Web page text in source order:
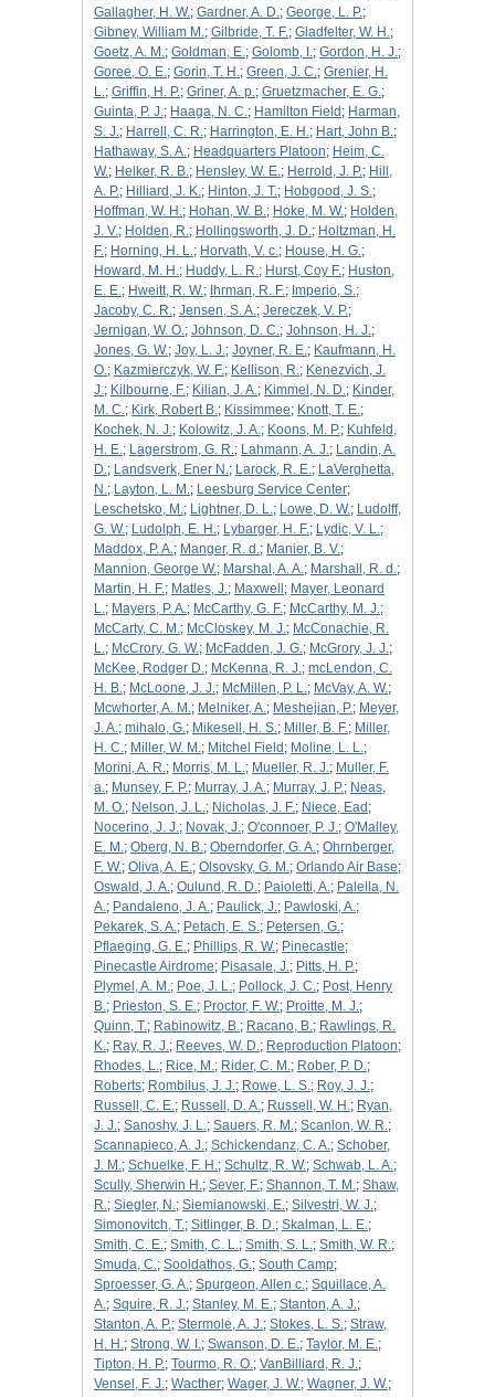
Gallagher, H. W.; Gardner, A. D.; George, L. P.;
Gibney, William M.; Gilbride, T. F.; Gladfelter, W. H.;
Goetz, A. M.; Goldman, E.; Golomb, I.; Gordon, H. J.;
Goree, O. E.; Gorin, T. H.; Green, J. C.; Grenier, H.
L.; Griffin, H. P.; Griner, A. p.; Gruetzmacher, E. G.;
Guinta, P. J.; Haaga, N. C.; Hamilton Field ; Harman,
S. J.; Harrell, C. R.; Harrington, E. H.; Hart, John B.;
Hathaway, S. A.; Headquarters Platoon; Heim, C.
W.; Helker, R. B.; Hensley, W. E.; Herrold, J. P.; Hill,
A. P.; Hilliard, J. K.; Hinton, J. T.; Hobgood, J. S.;
Hoffman, W. H.; Hohan, W. B.; Hoke, M. W.; Holden,
J. V.; Holden, R.; Hollingsworth, J. D.; Holtzman, H.
F.; Horning, H. L.; Horvath, V. c.; House, H. G.;
Howard, M. H.; Huddy, L. R.; Hurst, Coy F.; Huston,
E. E.; Hweitt, R. W.; Ihrman, R. F.; Imperio, S.;
Jacoby, C. R.; Jensen, S. A.; Jereczek, V. P.;
Jernigan, W. O.; Johnson, D. C.; Johnson, H. J.;
Jones, G. W.; Joy, L. J.; Joyner, R. E.; Kaufmann, H.
O.; Kazmierczyk, W. F.; Kellison, R.; Kenezvich, J.
J.; Kilbourne, F.; Kilian, J. A.; Kimmel, N. D.; Kinder,
M. C.; Kirk, Robert B.; Kissimmee; Knott, T. E.;
Kochek, N. J.; Kolowitz, J. A.; Koons, M. P.; Kuhfeld,
H. E.; Lagerstrom, G. R.; Lahmann, A. J.; Landin, A.
D.; Landsverk, Ener N.; Larock, R. E.; LaVerghetta,
N.; Layton, L. M.; Leesburg Service Center;
Leschetsko, M.; Lightner, D. L.; Lowe, D. W.; Ludolff,
G. W.; Ludolph, E. H.; Lybarger, H. F.; Lydic, V. L.;
Maddox, P. A.; Manger, R. d.; Manier, B. V.;
Mannion, George W.; Marshal, A. A.; Marshall, R. d.;
Martin, H. F.; Matles, J.; Maxwell ; Mayer, Leonard
L.; Mayers, P. A.; McCarthy, G. F.; McCarthy, M. J.;
McCarty, C. M.; McCloskey, M. J.; McConachie, R.
L.; McCrory, G. W.; McFadden, J. G.; McGrory, J. J.;
McKee, Rodger D.; McKenna, R. J.; mcLendon, C.
H. B.; McLoone, J. J.; McMillen, P. L.; McVay, A. W.;
Mcwhorter, A. M.; Melniker, A.; Meshejian, P.; Meyer,
J. A.; mihalo, G.; Mikesell, H. S.; Miller, B. F.; Miller,
H. C.; Miller, W. M.; Mitchel Field ; Moline, L. L.;
Morini, A. R.; Morris, M. L.; Mueller, R. J.; Muller, F.
a.; Munsey, F. P.; Murray, J. A.; Murray, J. P.; Neas,
M. O.; Nelson, J. L.; Nicholas, J. F.; Niece, Ead ;
Nocerino, J. J.; Novak, J.; O'connoer, P. J.; O'Malley,
E. M.; Oberg, N. B.; Oberndorfer, G. A.; Ohrnberger,
F. W.; Oliva, A. E.; Olsovsky, G. M.; Orlando Air Base;
Oswald, J. A.; Oulund, R. D.; Paioletti, A.; Palella, N.
A.; Pandaleno, J. A.; Paulick, J.; Pawloski, A.;
Pekarek, S. A.; Petach, E. S.; Petersen, G.;
Pflaeging, G. E.; Phillips, R. W.; Pinecastle;
Pinecastle Airdrome; Pisasale, J.; Pitts, H. P.;
Plymel, A. M.; Poe, J. L.; Pollock, J. C.; Post, Henry
B.; Prieston, S. E.; Proctor, F. W.; Proitte, M. J.;
Quinn, T.; Rabinowitz, B.; Racano, B.; Rawlings, R.
K.; Ray, R. J.; Reeves, W. D.; Reproduction Platoon;
Rhodes, L.; Rice, M.; Rider, C. M.; Rober, P. D.;
Roberts; Rombilus, J. J.; Rowe, L. S.; Roy, J. J.;
Russell, C. E.; Russell, D. A.; Russell, W. H.; Ryan,
J. J.; Sanoshy, J. L.; Sauers, R. M.; Scanlon, W. R.;
Scannapieco, A. J.; Schickendanz, C. A.; Schober,
J. M.; Schuelke, F. H.; Schultz, R. W.; Schwab, L. A.;
Scully, Sherwin H.; Sever, F.; Shannon, T. M.; Shaw,
R.; Siegler, N.; Siemianowski, E.; Silvestri, W. J.;
Simonovitch, T.; Sitlinger, B. D.; Skalman, L. E.;
Smith, C. E.; Smith, C. L.; Smith, S. L.; Smith, W. R.;
Smuda, C.; Sooldathos, G.; South Camp;
Sproesser, G. A.; Spurgeon, Allen c.; Squillace, A.
A.; Squire, R. J.; Stanley, M. E.; Stanton, A. J.;
Stanton, A. P.; Stermole, A. J.; Stokes, L. S.; Straw,
H. H.; Strong, W. I.; Swanson, D. E.; Taylor, M. E.;
Tipton, H. P.; Tourmo, R. O.; VanBilliard, R. J.;
Vensel, F. J.; Wacther; Wager, J. W.; Wagner, J. W.;